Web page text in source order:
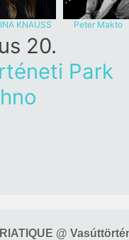
KNAUSS Peter Makto
20.
Park
@